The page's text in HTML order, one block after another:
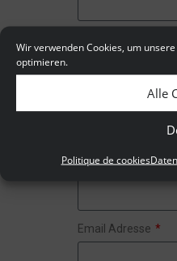
Wir verwenden Cookies, um
optimieren.
Alle
Politique de cookies
Telefon
Email Adresse